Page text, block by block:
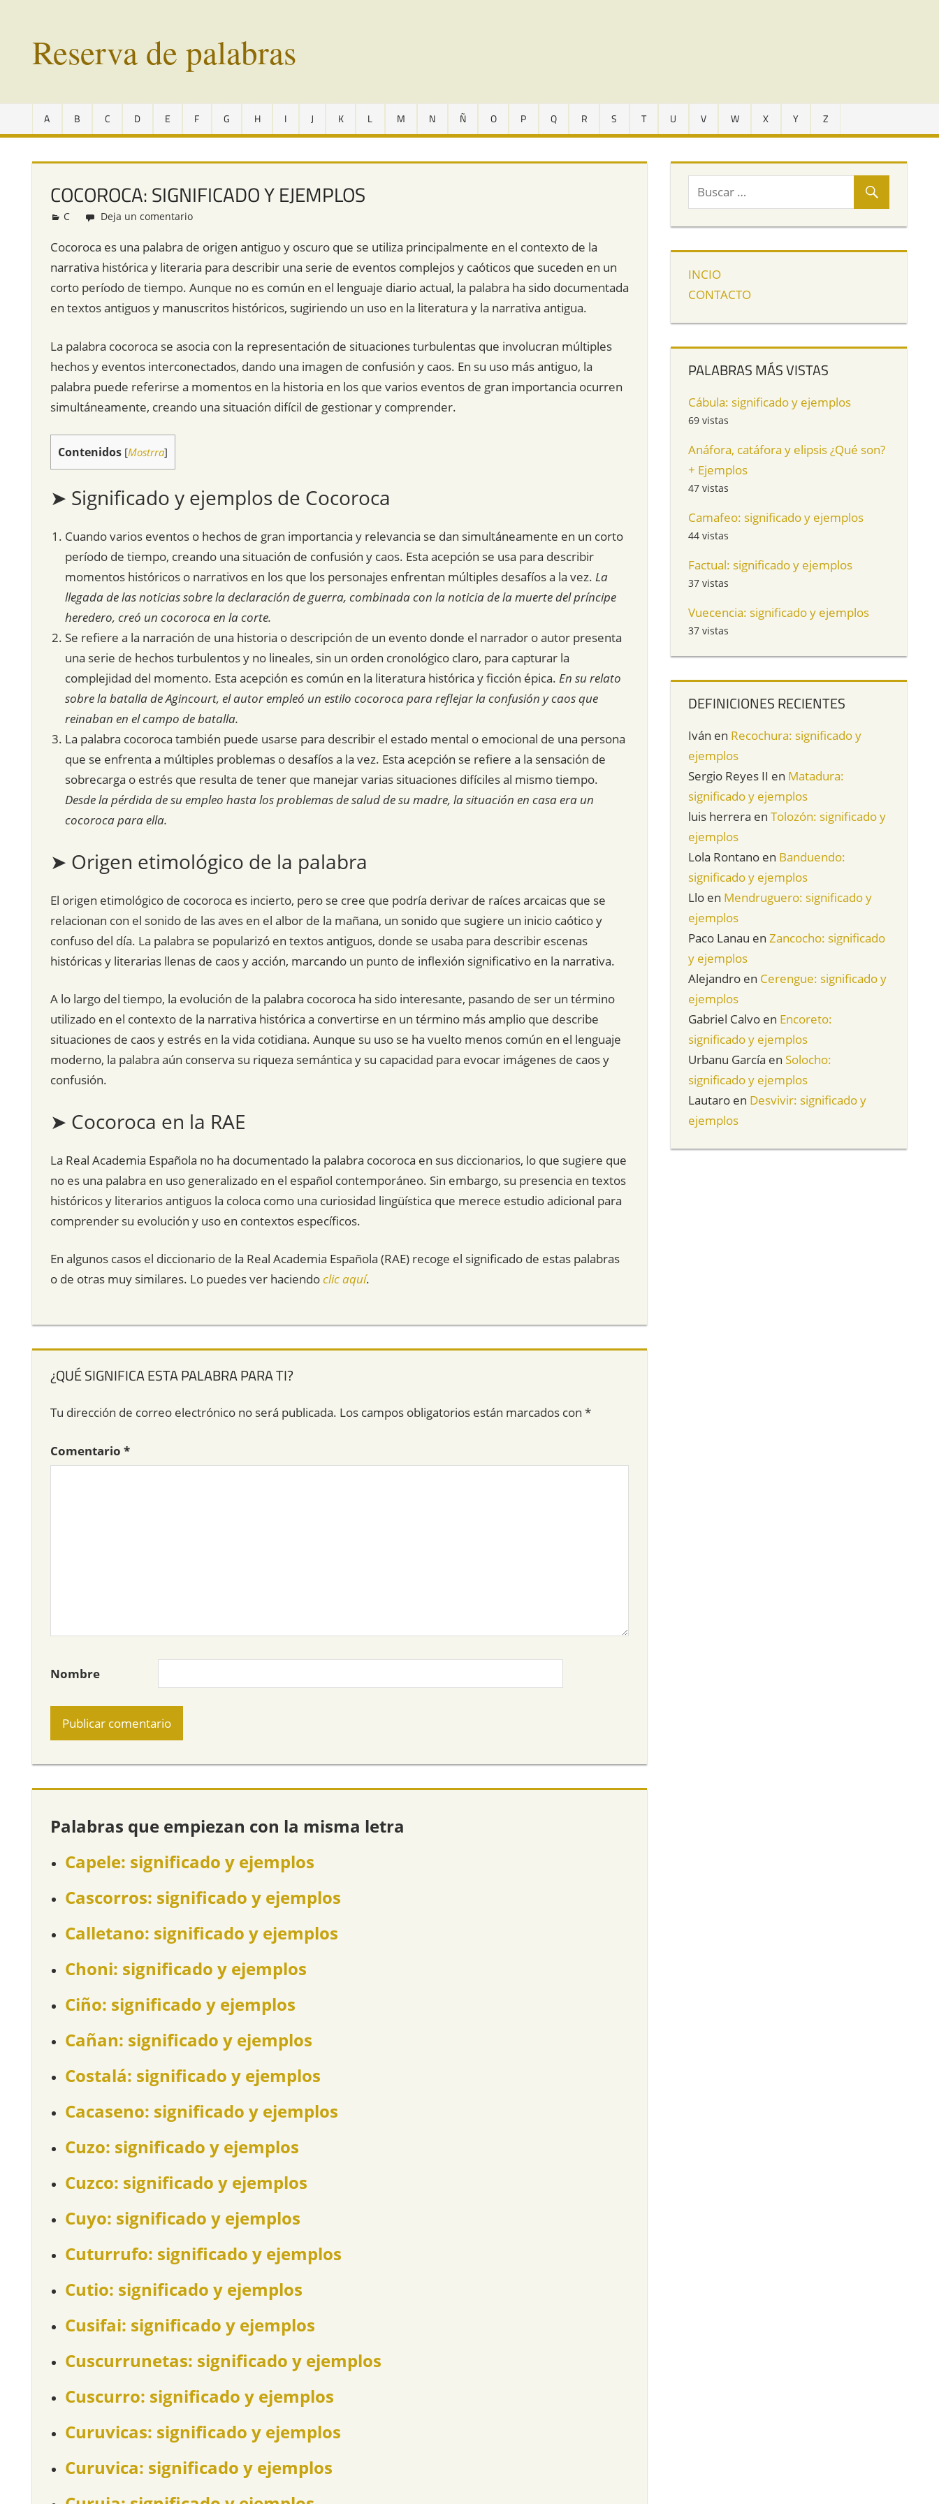
contenidoReserva de palabras
en
vías
extinción
todo
A B C D E F G H I J K L M N Ñ O P Q R S T U V W X Y Z
COCOROCA: SIGNIFICADO Y EJEMPLOS
Redacción
C Deja un comentario
Cocoroca es una palabra de origen antiguo y oscuro que se utiliza principalmente en el contexto de la
narrativa histórica y literaria para describir una serie de eventos complejos y caóticos que suceden en un
corto período de tiempo. Aunque no es común en el lenguaje diario actual, la palabra ha sido documentada
en textos antiguos y manuscritos históricos, sugiriendo un uso en la literatura y la narrativa antigua.
La palabra cocoroca se asocia con la representación de situaciones turbulentas que involucran múltiples
hechos y eventos interconectados, dando una imagen de confusión y caos. En su uso más antiguo, la
palabra puede referirse a momentos en la historia en los que varios eventos de gran importancia ocurren
simultáneamente, creando una situación difícil de gestionar y comprender.
Contenidos [Mostrra]
➤ Significado y ejemplos de Cocoroca
Cuando varios eventos o hechos de gran importancia y relevancia se dan simultáneamente en un corto
período de tiempo, creando una situación de confusión y caos. Esta acepción se usa para describir
momentos históricos o narrativos en los que los personajes enfrentan múltiples desafíos a la vez. La
llegada de las noticias sobre la declaración de guerra, combinada con la noticia de la muerte del príncipe
heredero, creó un cocoroca en la corte.
Se refiere a la narración de una historia o descripción de un evento donde el narrador o autor presenta
una serie de hechos turbulentos y no lineales, sin un orden cronológico claro, para capturar la
complejidad del momento. Esta acepción es común en la literatura histórica y ficción épica. En su relato
sobre la batalla de Agincourt, el autor empleó un estilo cocoroca para reflejar la confusión y caos que
reinaban en el campo de batalla.
La palabra cocoroca también puede usarse para describir el estado mental o emocional de una persona
que se enfrenta a múltiples problemas o desafíos a la vez. Esta acepción se refiere a la sensación de
sobrecarga o estrés que resulta de tener que manejar varias situaciones difíciles al mismo tiempo.
Desde la pérdida de su empleo hasta los problemas de salud de su madre, la situación en casa era un
cocoroca para ella.
➤ Origen etimológico de la palabra
El origen etimológico de cocoroca es incierto, pero se cree que podría derivar de raíces arcaicas que se
relacionan con el sonido de las aves en el albor de la mañana, un sonido que sugiere un inicio caótico y
confuso del día. La palabra se popularizó en textos antiguos, donde se usaba para describir escenas
históricas y literarias llenas de caos y acción, marcando un punto de inflexión significativo en la narrativa.
A lo largo del tiempo, la evolución de la palabra cocoroca ha sido interesante, pasando de ser un término
utilizado en el contexto de la narrativa histórica a convertirse en un término más amplio que describe
situaciones de caos y estrés en la vida cotidiana. Aunque su uso se ha vuelto menos común en el lenguaje
moderno, la palabra aún conserva su riqueza semántica y su capacidad para evocar imágenes de caos y
confusión.
➤ Cocoroca en la RAE
La Real Academia Española no ha documentado la palabra cocoroca en sus diccionarios, lo que sugiere que
no es una palabra en uso generalizado en el español contemporáneo. Sin embargo, su presencia en textos
históricos y literarios antiguos la coloca como una curiosidad lingüística que merece estudio adicional para
comprender su evolución y uso en contextos específicos.
En algunos casos el diccionario de la Real Academia Española (RAE) recoge el significado de estas palabras
o de otras muy similares. Lo puedes ver haciendoclic aquí.
¿QUÉ SIGNIFICA ESTA PALABRA PARA TI?
Tu dirección de correo electrónico no será publicada. Los campos obligatorios están marcados con *
Comentario *
Nombre
Palabras que empiezan con la misma letra
Capele: significado y ejemplos
Cascorros: significado y ejemplos
Calletano: significado y ejemplos
Choni: significado y ejemplos
Ciño: significado y ejemplos
Cañan: significado y ejemplos
Costalá: significado y ejemplos
Cacaseno: significado y ejemplos
Cuzo: significado y ejemplos
Cuzco: significado y ejemplos
Cuyo: significado y ejemplos
Cuturrufo: significado y ejemplos
Cutio: significado y ejemplos
Cusifai: significado y ejemplos
Cuscurrunetas: significado y ejemplos
Cuscurro: significado y ejemplos
Curuvicas: significado y ejemplos
Curuvica: significado y ejemplos
INCIO
CONTACTO
PALABRAS MÁS VISTAS
Cábula: significado y ejemplos
69 vistas
Anáfora, catáfora y elipsis ¿Qué son?
+ Ejemplos
47 vistas
Camafeo: significado y ejemplos
44 vistas
Factual: significado y ejemplos
37 vistas
Vuecencia: significado y ejemplos
37 vistas
DEFINICIONES RECIENTES
Iván en Recochura: significado y
ejemplos
Sergio Reyes II en Matadura:
significado y ejemplos
luis herrera enTolozón: significado y
ejemplos
Lola Rontano en Banduendo:
significado y ejemplos
Llo en Mendruguero: significado y
ejemplos
Paco Lanau enZancocho: significado
y ejemplos
Alejandro en Cerengue: significado y
ejemplos
Gabriel Calvo en Encoreto:
significado y ejemplos
Urbanu García enSolocho:
significado y ejemplos
Lautaro en Desvivir: significado y
ejemplos